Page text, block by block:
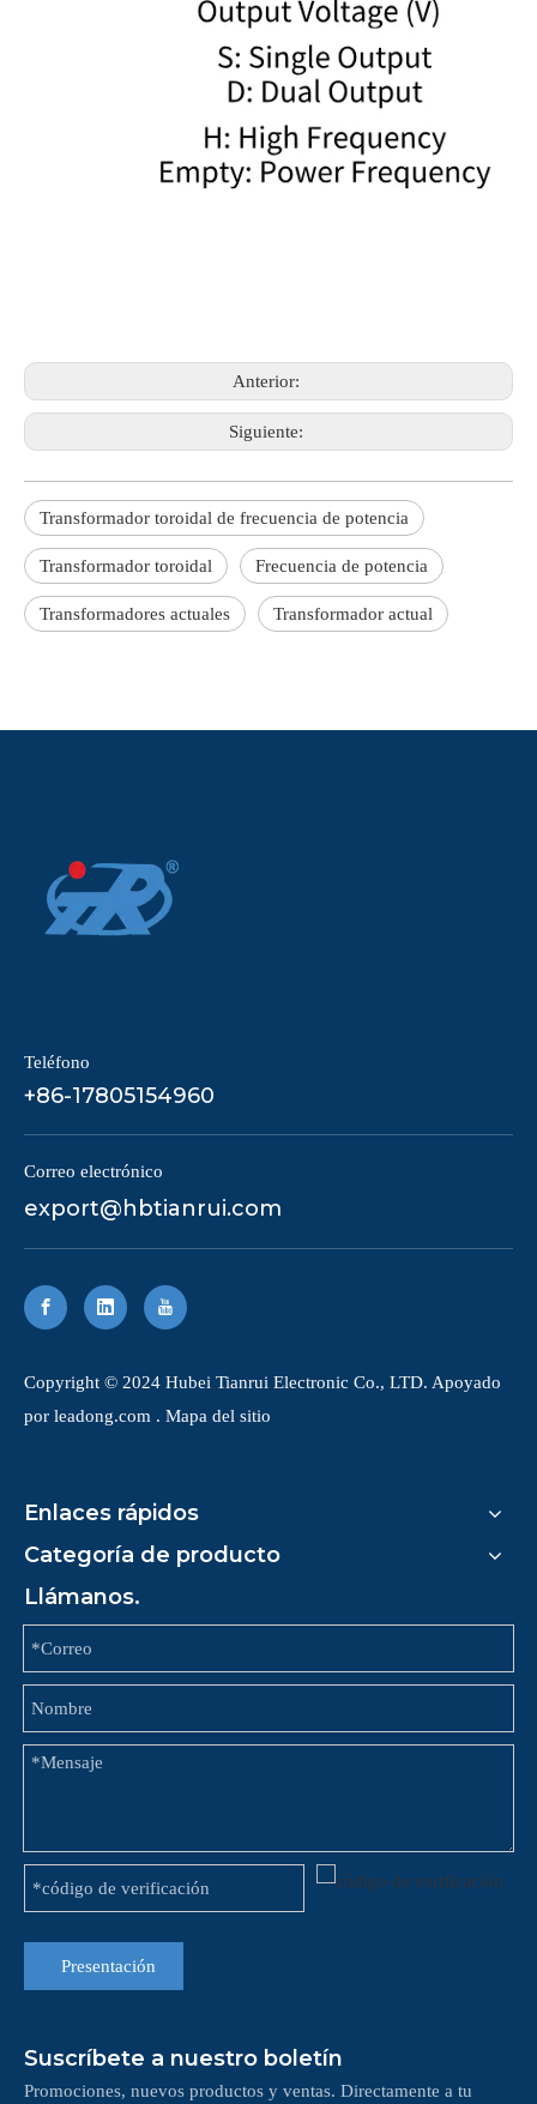
Anterior:
Siguiente:
Transformador toroidal de frecuencia de potencia
Transformador toroidal Frecuencia de potencia
Transformadores actuales Transformador actual
Teléfono
+86-17805154960
Correo electrónico
export@hbtianrui.com
Copyright © 2024 Hubei Tianrui Electronic Co., LTD. Apoyado
por leadong.com . Mapa del sitio
Enlaces rápidos
Categoría de producto
Llámanos.
Presentación
Suscríbete a nuestro boletín
Promociones, nuevos productos y ventas. Directamente a tu